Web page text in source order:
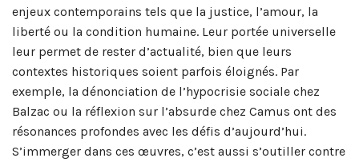
enjeux contemporains tels que la justice, l’amour, la
liberté ou la condition humaine. Leur portée universelle
leur permet de rester d’actualité, bien que leurs
contextes historiques soient parfois éloignés. Par
exemple, la dénonciation de l’hypocrisie sociale chez
Balzac ou la réflexion sur l’absurde chez Camus ont des
résonances profondes avec les défis d’aujourd’hui.
S’immerger dans ces œuvres, c’est aussi s’outiller contre